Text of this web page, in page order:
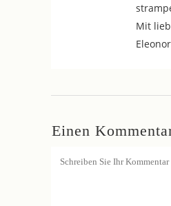
Mit
Einen